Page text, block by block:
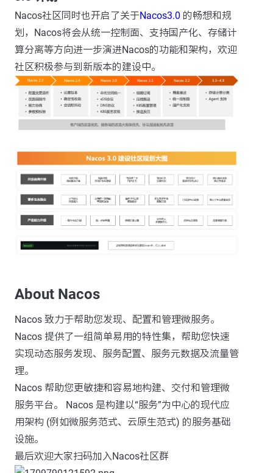
Nacos社区同时也开启了关于Nacos3.0 的畅想和规
划，Nacos将会从统一控制面、支持国产化、存储计
算分离等方向进一步演进Nacos的功能和架构，欢迎
社区积极参与到新版本的建设中。
About Nacos
Nacos 致力于帮助您发现、配置和管理微服务。
Nacos 提供了一组简单易用的特性集，帮助您快速
实现动态服务发现、服务配置、服务元数据及流量管
理。
Nacos 帮助您更敏捷和容易地构建、交付和管理微
服务平台。 Nacos 是构建以“服务”为中心的现代应
用架构 (例如微服务范式、云原生范式) 的服务基础
设施。
最后欢迎大家扫码加入Nacos社区群